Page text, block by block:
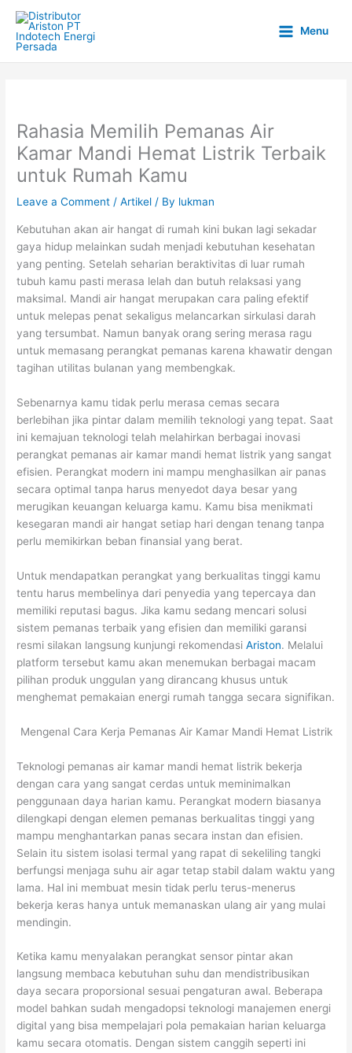
content
Menu
Rahasia Memilih Pemanas Air
Kamar Mandi Hemat Listrik Terbaik
untuk Rumah Kamu
Leave a Comment /Artikel / By lukman
Kebutuhan akan air hangat di rumah kini bukan lagi sekadar
gaya hidup melainkan sudah menjadi kebutuhan kesehatan
yang penting. Setelah seharian beraktivitas di luar rumah
tubuh kamu pasti merasa lelah dan butuh relaksasi yang
maksimal. Mandi air hangat merupakan cara paling efektif
untuk melepas penat sekaligus melancarkan sirkulasi darah
yang tersumbat. Namun banyak orang sering merasa ragu
untuk memasang perangkat pemanas karena khawatir dengan
tagihan utilitas bulanan yang membengkak.
Sebenarnya kamu tidak perlu merasa cemas secara
berlebihan jika pintar dalam memilih teknologi yang tepat. Saat
ini kemajuan teknologi telah melahirkan berbagai inovasi
perangkat pemanas air kamar mandi hemat listrik yang sangat
efisien. Perangkat modern ini mampu menghasilkan air panas
secara optimal tanpa harus menyedot daya besar yang
merugikan keuangan keluarga kamu. Kamu bisa menikmati
kesegaran mandi air hangat setiap hari dengan tenang tanpa
perlu memikirkan beban finansial yang berat.
Untuk mendapatkan perangkat yang berkualitas tinggi kamu
tentu harus membelinya dari penyedia yang tepercaya dan
memiliki reputasi bagus. Jika kamu sedang mencari solusi
sistem pemanas terbaik yang efisien dan memiliki garansi
resmi silakan langsung kunjungi rekomendasiAriston. Melalui
platform tersebut kamu akan menemukan berbagai macam
pilihan produk unggulan yang dirancang khusus untuk
menghemat pemakaian energi rumah tangga secara signifikan.
Mengenal Cara Kerja Pemanas Air Kamar Mandi Hemat Listrik
Teknologi pemanas air kamar mandi hemat listrik bekerja
dengan cara yang sangat cerdas untuk meminimalkan
penggunaan daya harian kamu. Perangkat modern biasanya
dilengkapi dengan elemen pemanas berkualitas tinggi yang
mampu menghantarkan panas secara instan dan efisien.
Selain itu sistem isolasi termal yang rapat di sekeliling tangki
berfungsi menjaga suhu air agar tetap stabil dalam waktu yang
lama. Hal ini membuat mesin tidak perlu terus-menerus
bekerja keras hanya untuk memanaskan ulang air yang mulai
mendingin.
Ketika kamu menyalakan perangkat sensor pintar akan
langsung membaca kebutuhan suhu dan mendistribusikan
daya secara proporsional sesuai pengaturan awal. Beberapa
model bahkan sudah mengadopsi teknologi manajemen energi
digital yang bisa mempelajari pola pemakaian harian keluarga
kamu secara otomatis. Dengan sistem canggih seperti ini